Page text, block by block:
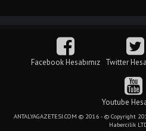
Facebook Hesabımız Twitter
Youtube
ANTALYAGAZETESI.COM © 2016 - © Copyright
Habercilik